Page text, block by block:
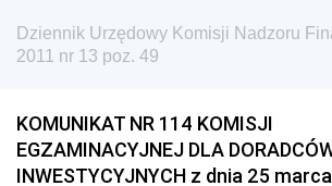
2014
2012
2011
Dziennik Urzędowy Komisji Nadzoru
2011 nr 13 poz. 49
KOMUNIKAT NR 114 KOMISJI
EGZAMINACYJNEJ DLA
INWESTYCYJNYCH z dnia 25